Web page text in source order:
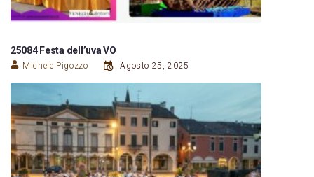
25084 Festa dell’uva VO
Michele Pigozzo Agosto 25, 2025